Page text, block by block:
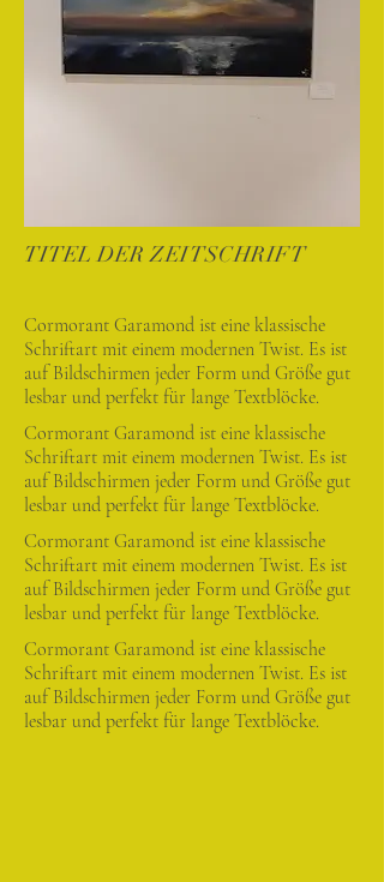
TITEL DER ZEITSCHRIFT
Cormorant Garamond ist eine klassische
Schriftart mit einem modernen Twist. Es ist
auf Bildschirmen jeder Form und Größe gut
lesbar und perfekt für lange Textblöcke.
Cormorant Garamond ist eine klassische
Schriftart mit einem modernen Twist. Es ist
auf Bildschirmen jeder Form und Größe gut
lesbar und perfekt für lange Textblöcke.
Cormorant Garamond ist eine klassische
Schriftart mit einem modernen Twist. Es ist
auf Bildschirmen jeder Form und Größe gut
lesbar und perfekt für lange Textblöcke.
Cormorant Garamond ist eine klassische
Schriftart mit einem modernen Twist. Es ist
auf Bildschirmen jeder Form und Größe gut
lesbar und perfekt für lange Textblöcke.